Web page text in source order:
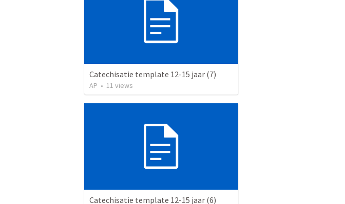
Catechisatie template 12-15 jaar (7)
AP • 11 views
Catechisatie template 12-15 jaar (6)